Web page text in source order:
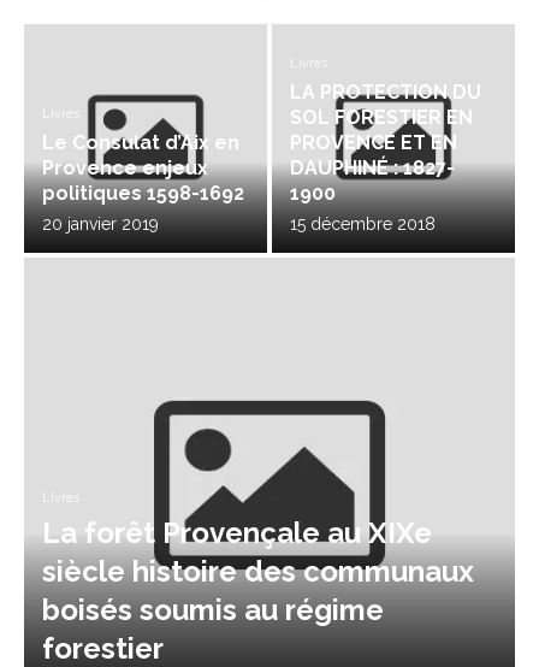
Livres
La forêt Provençale au XIXe
siècle histoire des communaux
boisés soumis au régime
forestier
Livres
Le Consulat d’Aix en
Provence enjeux
politiques 1598-1692
20 janvier 2019
Livres
LA PROTECTION DU
SOL FORESTIER EN
PROVENCE ET EN
DAUPHINÉ : 1827-
1900
15 décembre 2018